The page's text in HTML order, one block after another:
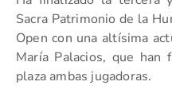
Sacra Patrimonio de la
Open con una altísima
María Palacios, que
plaza ambas jugadoras.